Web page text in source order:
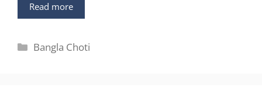
Read more
Categories
Bangla Choti